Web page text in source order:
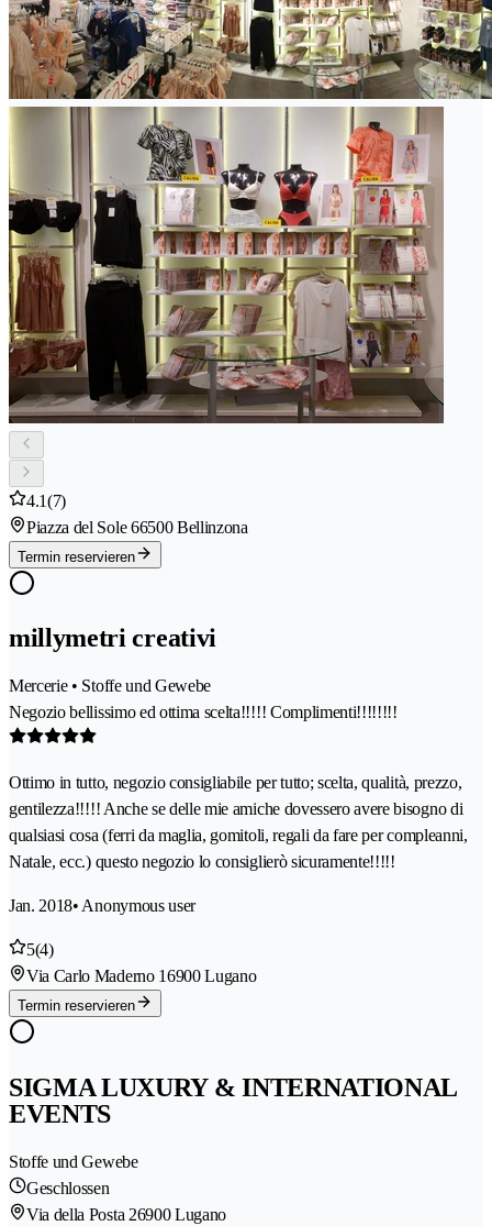
4.1(7)
Piazza del Sole 66500 Bellinzona
Termin reservieren
millymetri creativi
Mercerie • Stoffe und Gewebe
Negozio bellissimo ed ottima scelta!!!!! Complimenti!!!!!!!!
Ottimo in tutto, negozio consigliabile per tutto; scelta, qualità, prezzo,
gentilezza!!!!! Anche se delle mie amiche dovessero avere bisogno di
qualsiasi cosa (ferri da maglia, gomitoli, regali da fare per compleanni,
Natale, ecc.) questo negozio lo consiglierò sicuramente!!!!!
Jan. 2018• Anonymous user
5(4)
Via Carlo Maderno 16900 Lugano
Termin reservieren
SIGMA LUXURY & INTERNATIONAL
EVENTS
Stoffe und Gewebe
Geschlossen
Via della Posta 26900 Lugano